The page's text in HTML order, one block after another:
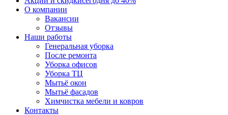
О компании
Вакансии
Отзывы
Наши работы
Генеральная уборка
После ремонта
Уборка офисов
Уборка ТЦ
Мытьё окон
Мытьё фасадов
Химчистка мебели и ковров
Контакты